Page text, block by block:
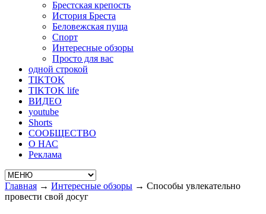
Брестская крепость
История Бреста
Беловежская пуща
Спорт
Интересные обзоры
Просто для вас
одной строкой
TIKTOK
TIKTOK life
ВИДЕО
youtube
Shorts
СООБЩЕСТВО
О НАС
Реклама
Главная → Интересные обзоры → Способы увлекательно
провести свой досуг